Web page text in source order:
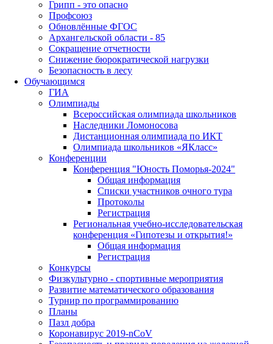
Грипп - это опасно
Профсоюз
Обновлённые ФГОС
Архангельской области - 85
Сокращение отчетности
Снижение бюрократической нагрузки
Безопасность в лесу
Обучающимся
ГИА
Олимпиады
Всероссийская олимпиада школьников
Наследники Ломоносова
Дистанционная олимпиада по ИКТ
Олимпиада школьников «ЯКласс»
Конференции
Конференция "Юность Поморья-2024"
Общая информация
Списки участников очного тура
Протоколы
Регистрация
Региональная учебно-исследовательская
конференция «Гипотезы и открытия!»
Общая информация
Регистрация
Конкурсы
Физкультурно - спортивные мероприятия
Развитие математического образования
Турнир по программированию
Планы
Пазл добра
Коронавирус 2019-nCoV